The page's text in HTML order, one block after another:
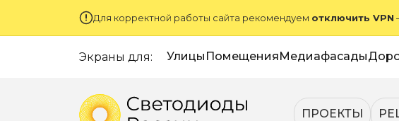
Для корректной работы сайта рекомендуем отключить VPN
Экраны для: Улицы ПомещенияМедиафасады
ПРОЕКТЫ